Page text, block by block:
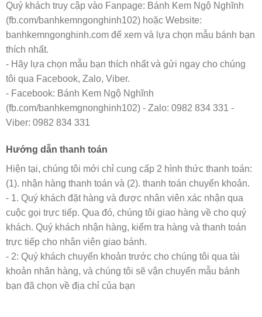
Quý khách truy cập vào Fanpage: Bánh Kem Ngộ Nghĩnh
(fb.com/banhkemngonghinh102) hoặc Website:
banhkemngonghinh.com để xem và lựa chọn mẫu bánh bạn
thích nhất.
- Hãy lựa chọn mẫu bạn thích nhất và gửi ngay cho chúng
tôi qua Facebook, Zalo, Viber.
- Facebook: Bánh Kem Ngộ Nghĩnh
(fb.com/banhkemgnonghinh102) - Zalo: 0982 834 331 -
Viber: 0982 834 331
Hướng dẫn thanh toán
Hiện tại, chúng tôi mới chỉ cung cấp 2 hình thức thanh toán:
(1). nhận hàng thanh toán và (2). thanh toán chuyển khoản.
- 1. Quý khách đặt hàng và được nhân viên xác nhận qua
cuộc gọi trực tiếp. Qua đó, chúng tôi giao hàng về cho quý
khách. Quý khách nhận hàng, kiểm tra hàng và thanh toán
trực tiếp cho nhân viên giao bánh.
- 2: Quý khách chuyển khoản trước cho chúng tôi qua tài
khoản nhân hàng, và chúng tôi sẽ vận chuyển mẫu bánh
bạn đã chọn về địa chỉ của bạn